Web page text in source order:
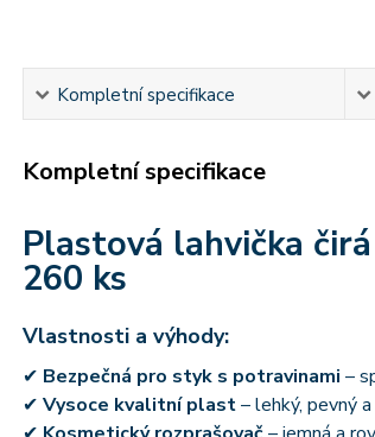
Kompletní specifikace
Kompletní specifikace
Plastová lahvička
260 ks
Vlastnosti a výhody:
✔ Bezpečná pro styk s potravinami –
✔ Vysoce kvalitní plast– lehký, pevný